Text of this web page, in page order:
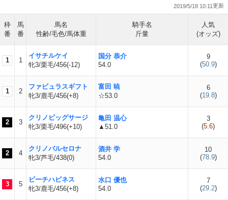
2019/5/18 10:11
枠
番
馬
番
馬名
性齢/毛色/馬体重
騎手名
斤量
人気
(オッズ)
1 1
イサチルケイ
牝3/栗毛/456(-12)
国分 恭介
54.0
9
(50.9)
1 2
ファビュラスギフト
牝3/鹿毛/456(+8)
富田 暁
☆53.0
6
(19.8)
2 3
クリノビッグサージ
牝3/栗毛/496(+10)
亀田 温心
▲51.0
3
(5.6)
2 4
クリノバルセロナ
牝3/芦毛/438(0)
酒井 学
54.0
10
(78.9)
3 5
ビーチハピネス
牝3/鹿毛/456(+8)
水口 優也
54.0
7
(29.2)